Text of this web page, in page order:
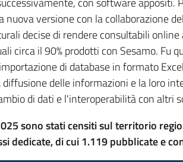
nuova versione con la collaborazione
decise di rendere consultabili
circa il 90% prodotti con Sesamo. Fu
di database in formato
delle informazioni e la loro
di dati e l'interoperabilità con altri
sono stati censiti sul territorio
dedicate, di cui 1.119 pubblicate e